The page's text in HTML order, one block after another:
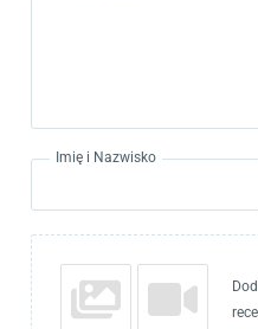
Imię i Nazwisko